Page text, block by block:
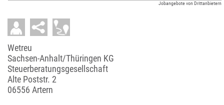
Jobangebote von Drittanbietern
Wetreu
Sachsen-Anhalt/Thüringen KG
Steuerberatungsgesellschaft
Alte Poststr. 2
06556 Artern